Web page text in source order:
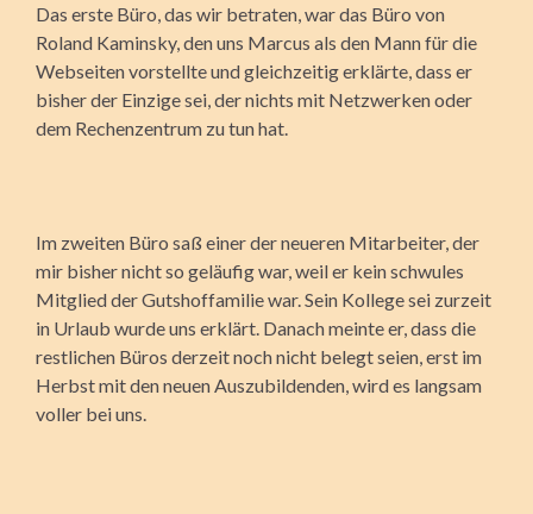
Das erste Büro, das wir betraten, war das Büro von
Roland Kaminsky, den uns Marcus als den Mann für die
Webseiten vorstellte und gleichzeitig erklärte, dass er
bisher der Einzige sei, der nichts mit Netzwerken oder
dem Rechenzentrum zu tun hat.
Im zweiten Büro saß einer der neueren Mitarbeiter, der
mir bisher nicht so geläufig war, weil er kein schwules
Mitglied der Gutshoffamilie war. Sein Kollege sei zurzeit
in Urlaub wurde uns erklärt. Danach meinte er, dass die
restlichen Büros derzeit noch nicht belegt seien, erst im
Herbst mit den neuen Auszubildenden, wird es langsam
voller bei uns.